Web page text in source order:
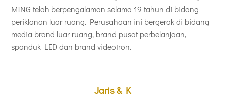
MING telah berpengalaman selama 19 tahun di bidang
periklanan luar ruang. Perusahaan ini bergerak di bidang
media brand luar ruang, brand pusat perbelanjaan,
spanduk LED dan brand videotron.
Jaris & K